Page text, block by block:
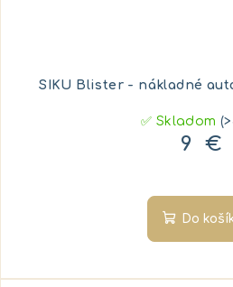
SIKU Blister - nákladné
✅ Skladom
9 €
Do